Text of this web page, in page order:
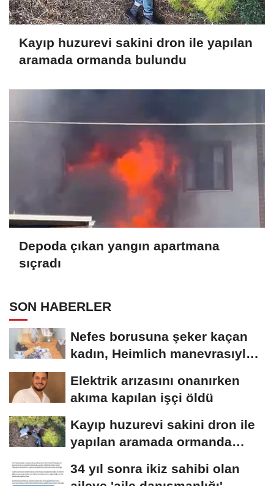
Kayıp huzurevi sakini dron ile yapılan
aramada ormanda bulundu
Depoda çıkan yangın apartmana
sıçradı
SON HABERLER
Nefes borusuna şeker kaçan
kadın, Heimlich manevrasıyla
Elektrik arızasını onanırken
akıma kapılan işçi öldü
Kayıp huzurevi sakini dron ile
yapılan aramada ormanda
34 yıl sonra ikiz sahibi olan